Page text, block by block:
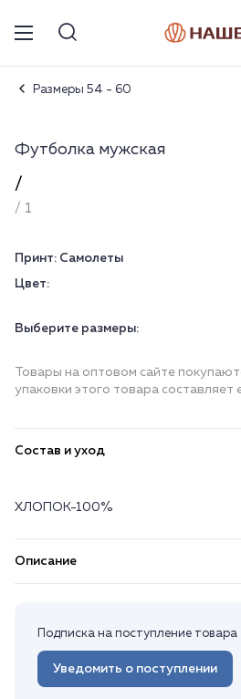
Размеры 54 - 60
Футболка мужская
/
/ 1
Принт: Самолеты
Цвет:
Выберите размеры:
Товары на оптовом сайте
упаковки этого товара составляет
Состав и уход
ХЛОПОК-100%
Описание
Подписка на поступление товара
Уведомить о поступлении